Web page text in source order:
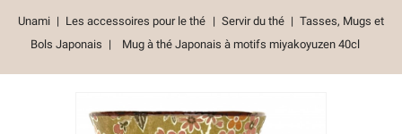
Unami Les accessoires pour le thé Servir du thé
Tasses, Mugs et
Bols Japonais
Mug à thé Japonais à motifs miyakoyuzen 40cl